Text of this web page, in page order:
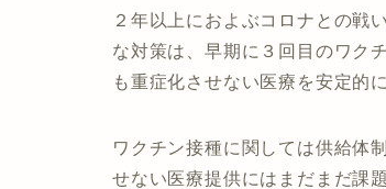
２年以上におよぶコロナとの戦
な対策は、早期に３回目のワク
も重症化させない医療を安定的
ワクチン接種に関しては供給体
せない医療提供にはまだまだ課